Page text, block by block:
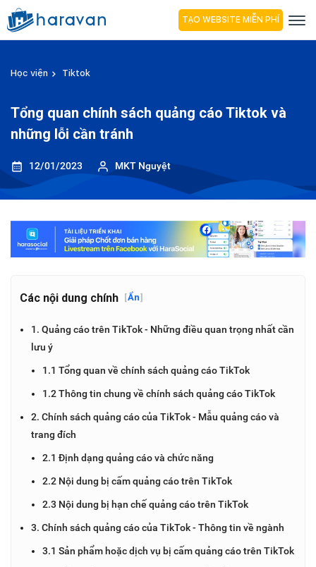
TẠO WEBSITE MIỄN PHÍ
Học viện Tiktok
Tổng quan chính sách quảng cáo Tiktok và
những lỗi cần tránh
12/01/2023 MKT Nguyệt
Các nội dung chính [Ẩn]
1. Quảng cáo trên TikTok - Những điều quan trọng nhất cần
lưu ý
1.1 Tổng quan về chính sách quảng cáo TikTok
1.2 Thông tin chung về chính sách quảng cáo TikTok
2. Chính sách quảng cáo của TikTok - Mẫu quảng cáo và
trang đích
2.1 Định dạng quảng cáo và chức năng
2.2 Nội dung bị cấm quảng cáo trên TikTok
2.3 Nội dung bị hạn chế quảng cáo trên TikTok
3. Chính sách quảng cáo của TikTok - Thông tin về ngành
3.1 Sản phẩm hoặc dịch vụ bị cấm quảng cáo trên TikTok